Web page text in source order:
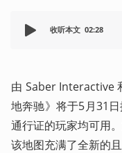
收听本文 02:28
由 Saber Interactive
地奔驰》将于5月31
通行证的玩家均可用
该地图充满了全新的